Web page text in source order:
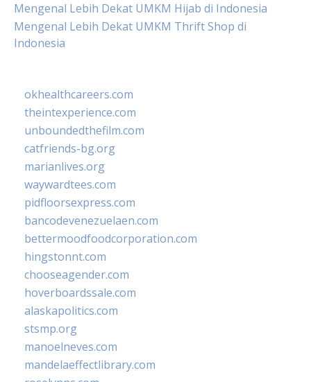
Mengenal Lebih Dekat UMKM Hijab di Indonesia
Mengenal Lebih Dekat UMKM Thrift Shop di
Indonesia
okhealthcareers.com
theintexperience.com
unboundedthefilm.com
catfriends-bg.org
marianlives.org
waywardtees.com
pidfloorsexpress.com
bancodevenezuelaen.com
bettermoodfoodcorporation.com
hingstonnt.com
chooseagender.com
hoverboardssale.com
alaskapolitics.com
stsmp.org
manoelneves.com
mandelaeffectlibrary.com